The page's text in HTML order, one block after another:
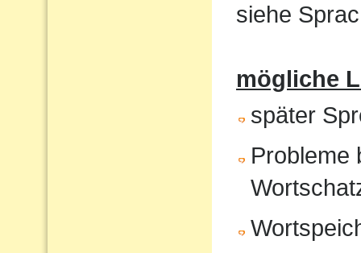
siehe
mögliche
später
Probleme